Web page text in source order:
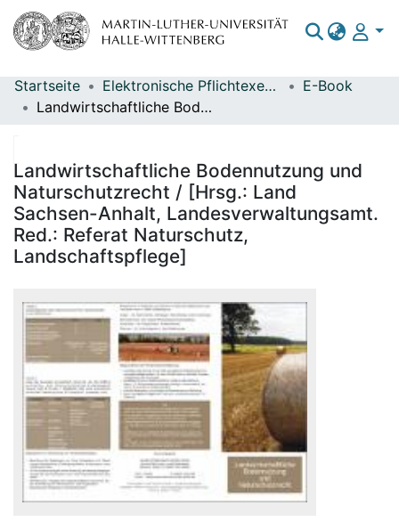
Bereiche & Sammlungen
Statistiken
Startseite Elektronische Pflichtexemplare
E-Book
Landwirtschaftliche Bodennutzung und Naturschutzrecht / [Hrsg.: Land Sachsen-Anhalt, Landesverwaltungsamt. Red.: Referat Naturschutz, Landschaftspflege]
Landwirtschaftliche Bodennutzung und
Naturschutzrecht / [Hrsg.: Land
Sachsen-Anhalt, Landesverwaltungsamt.
Red.: Referat Naturschutz,
Landschaftspflege]